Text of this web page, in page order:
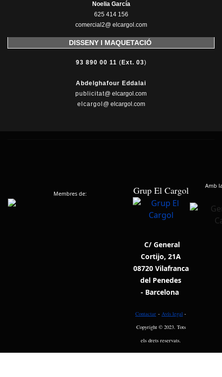
Noelia García
625 414 156
comercial2@ elcargol.com
DISSENY I MAQUETACIÓ
93 890 00 11 ( Ext. 03)
Abdelghafour Eddalai
publicitat@ elcargol.com
elcargol @ elcargol.com
Membres de: Grup El Cargol Amb
C/ General
Cortijo, 21A
08720 Vilafranca
del Penedes
- Barcelona
Contactar - Avís legal -
Copyright © 2023. Tots
els drets reservats.